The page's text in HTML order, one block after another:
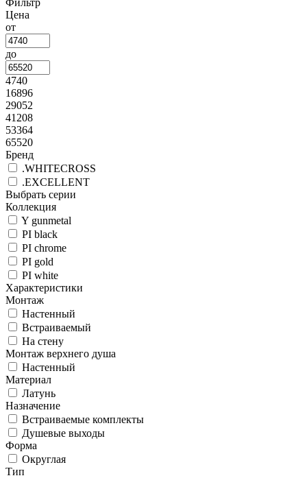
Цена
от
до
4740
16896
29052
41208
53364
65520
Бренд
.WHITECROSS
.EXCELLENT
Выбрать серии
Коллекция
Y gunmetal
PI black
PI chrome
PI gold
PI white
Характеристики
Монтаж
Настенный
Встраиваемый
На стену
Монтаж верхнего душа
Настенный
Материал
Латунь
Назначение
Встраиваемые комплекты
Душевые выходы
Форма
Округлая
Тип